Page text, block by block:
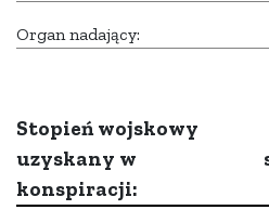
Organ nadający:
Stopień wojskowy
uzyskany w
konspiracji: